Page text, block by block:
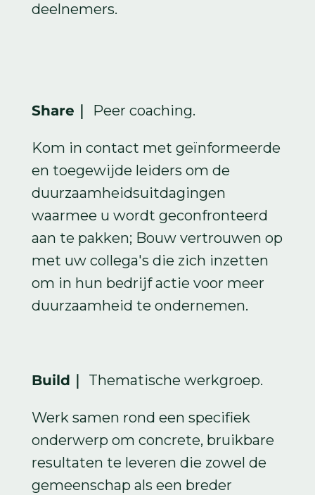
deelnemers.
Share｜ Peer coaching.
Kom in contact met geïnformeerde
en toegewijde leiders om de
duurzaamheidsuitdagingen
waarmee u wordt geconfronteerd
aan te pakken; Bouw vertrouwen op
met uw collega's die zich inzetten
om in hun bedrijf actie voor meer
duurzaamheid te ondernemen.
Build｜ Thematische werkgroep.
Werk samen rond een specifiek
onderwerp om concrete, bruikbare
resultaten te leveren die zowel de
gemeenschap als een breder